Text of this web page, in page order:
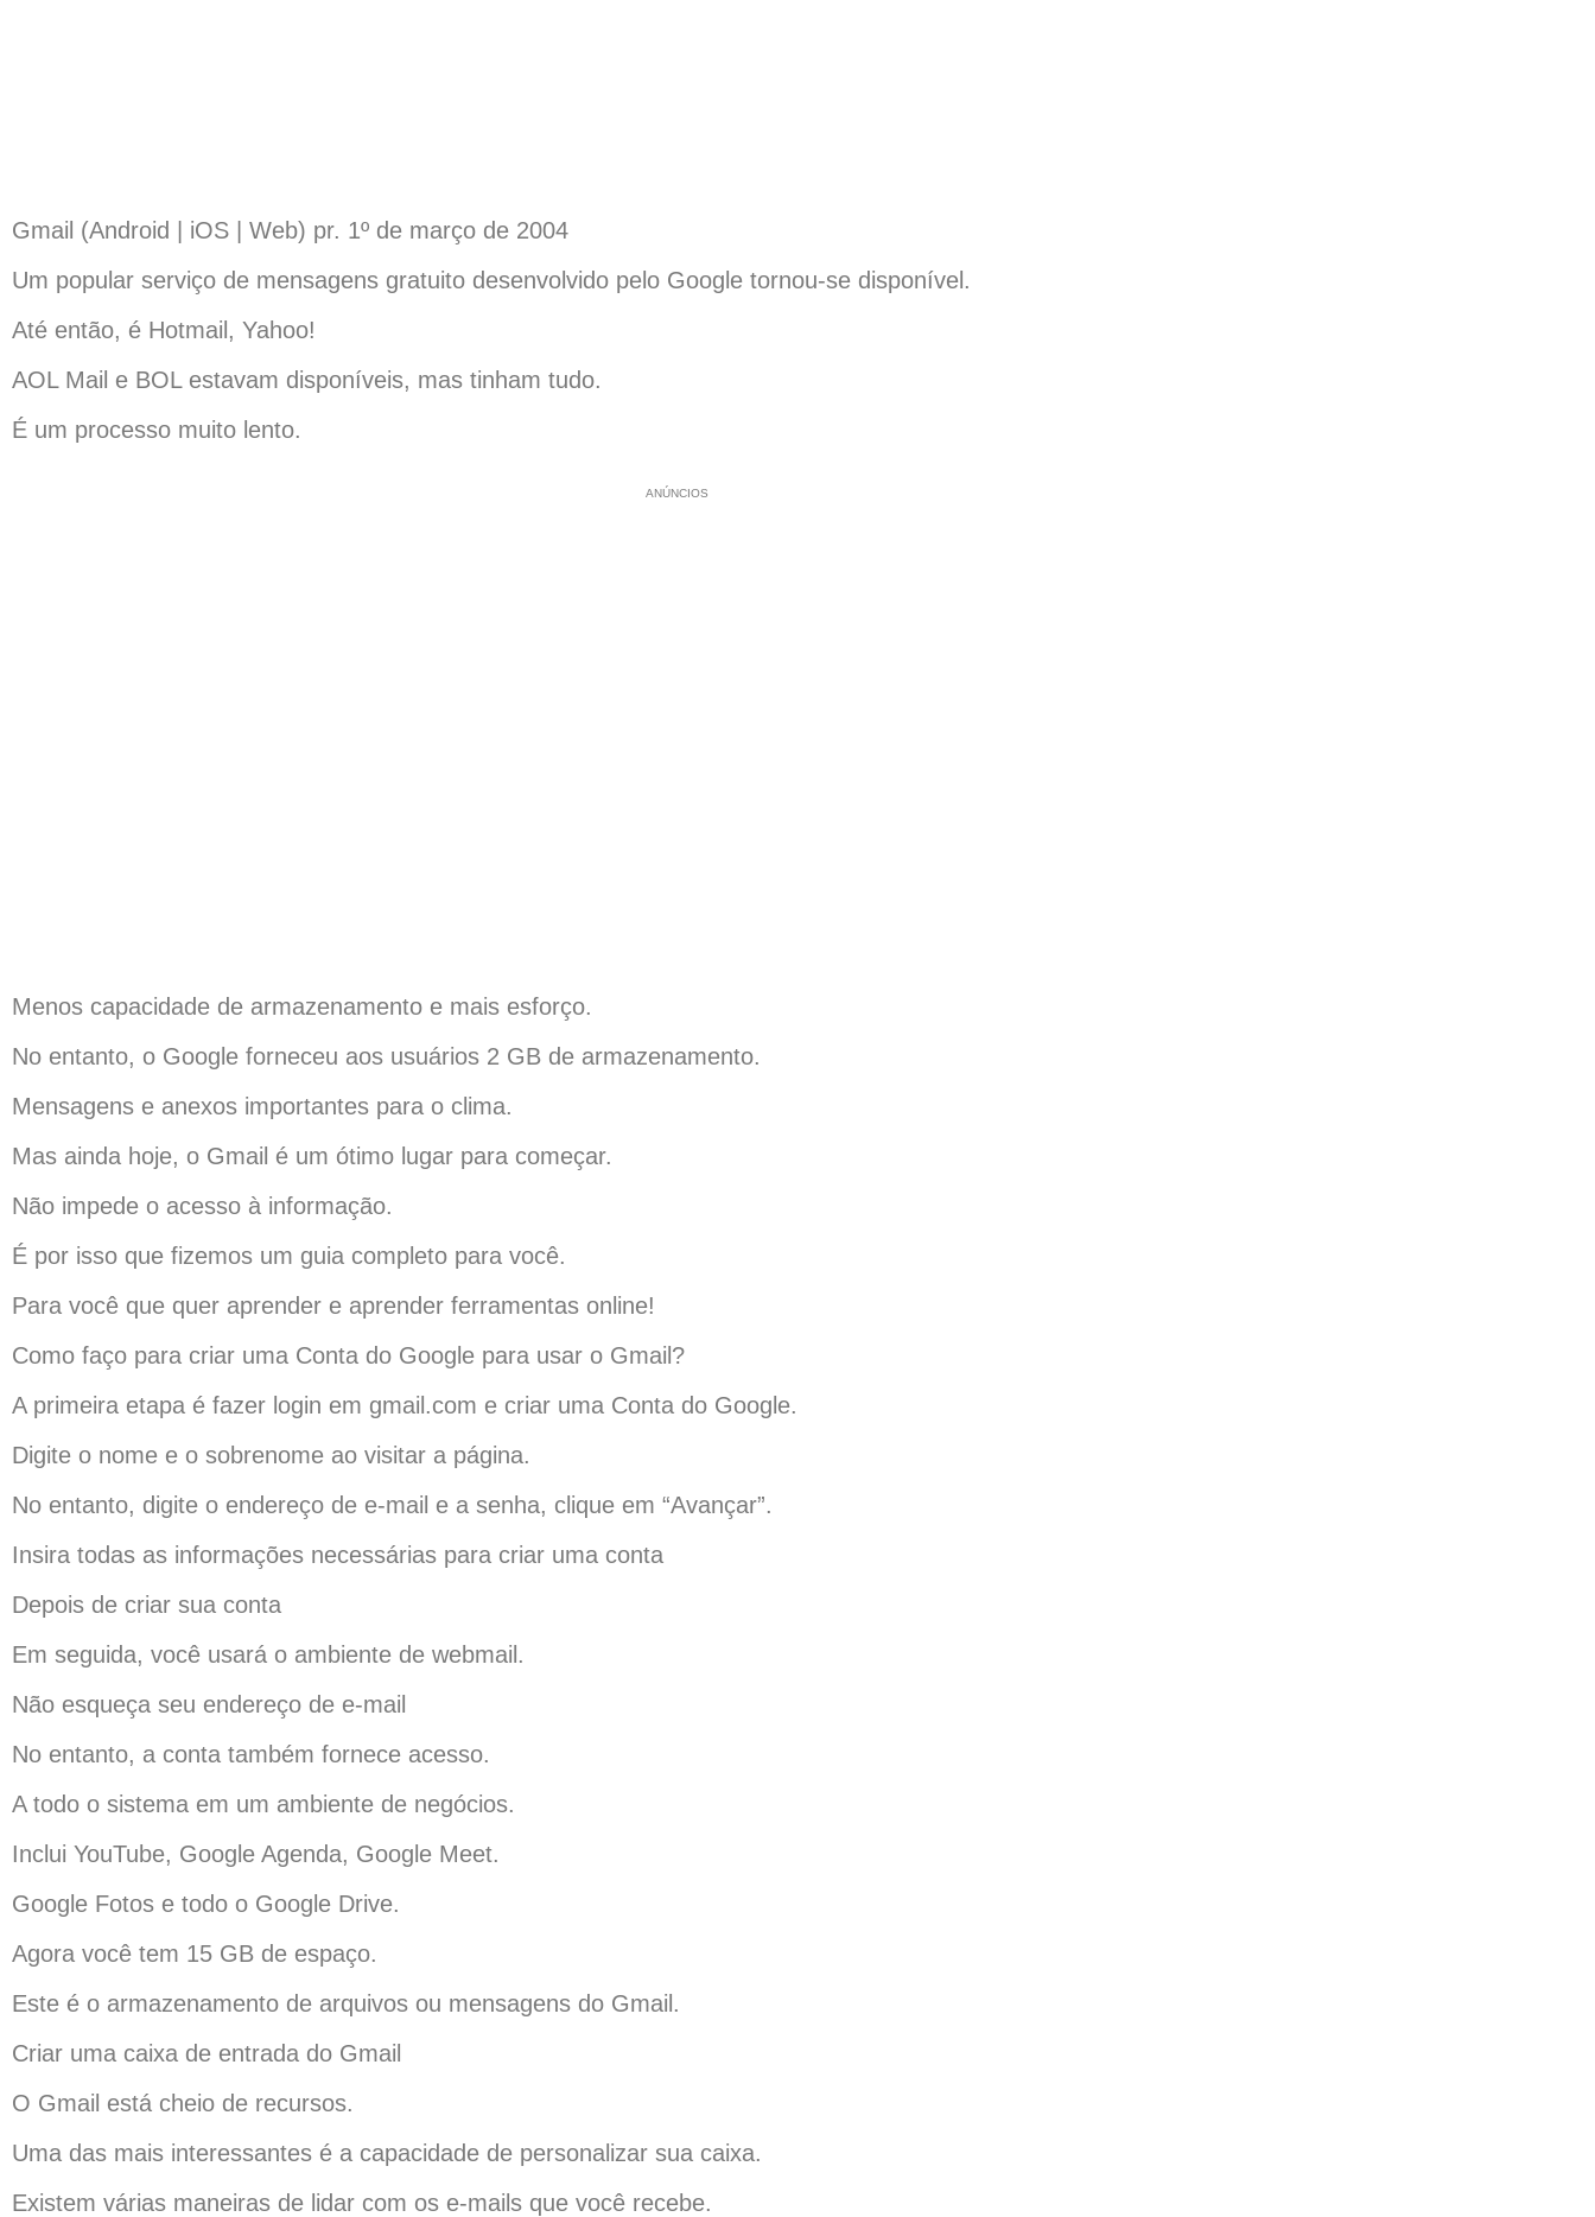
Gmail (Android | iOS | Web) pr. 1º de março de 2004
Um popular serviço de mensagens gratuito desenvolvido pelo Google tornou-se disponível.
Até então, é Hotmail, Yahoo!
AOL Mail e BOL estavam disponíveis, mas tinham tudo.
É um processo muito lento.
ANÚNCIOS
Menos capacidade de armazenamento e mais esforço.
No entanto, o Google forneceu aos usuários 2 GB de armazenamento.
Mensagens e anexos importantes para o clima.
Mas ainda hoje, o Gmail é um ótimo lugar para começar.
Não impede o acesso à informação.
É por isso que fizemos um guia completo para você.
Para você que quer aprender e aprender ferramentas online!
Como faço para criar uma Conta do Google para usar o Gmail?
A primeira etapa é fazer login em gmail.com e criar uma Conta do Google.
Digite o nome e o sobrenome ao visitar a página.
No entanto, digite o endereço de e-mail e a senha, clique em “Avançar”.
Insira todas as informações necessárias para criar uma conta
Depois de criar sua conta
Em seguida, você usará o ambiente de webmail.
Não esqueça seu endereço de e-mail
No entanto, a conta também fornece acesso.
A todo o sistema em um ambiente de negócios.
Inclui YouTube, Google Agenda, Google Meet.
Google Fotos e todo o Google Drive.
Agora você tem 15 GB de espaço.
Este é o armazenamento de arquivos ou mensagens do Gmail.
Criar uma caixa de entrada do Gmail
O Gmail está cheio de recursos.
Uma das mais interessantes é a capacidade de personalizar sua caixa.
Existem várias maneiras de lidar com os e-mails que você recebe.